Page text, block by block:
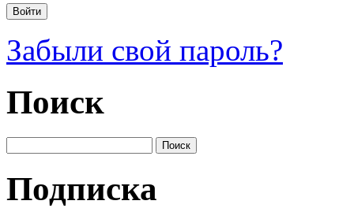
Забыли свой пароль?
Поиск
Подписка